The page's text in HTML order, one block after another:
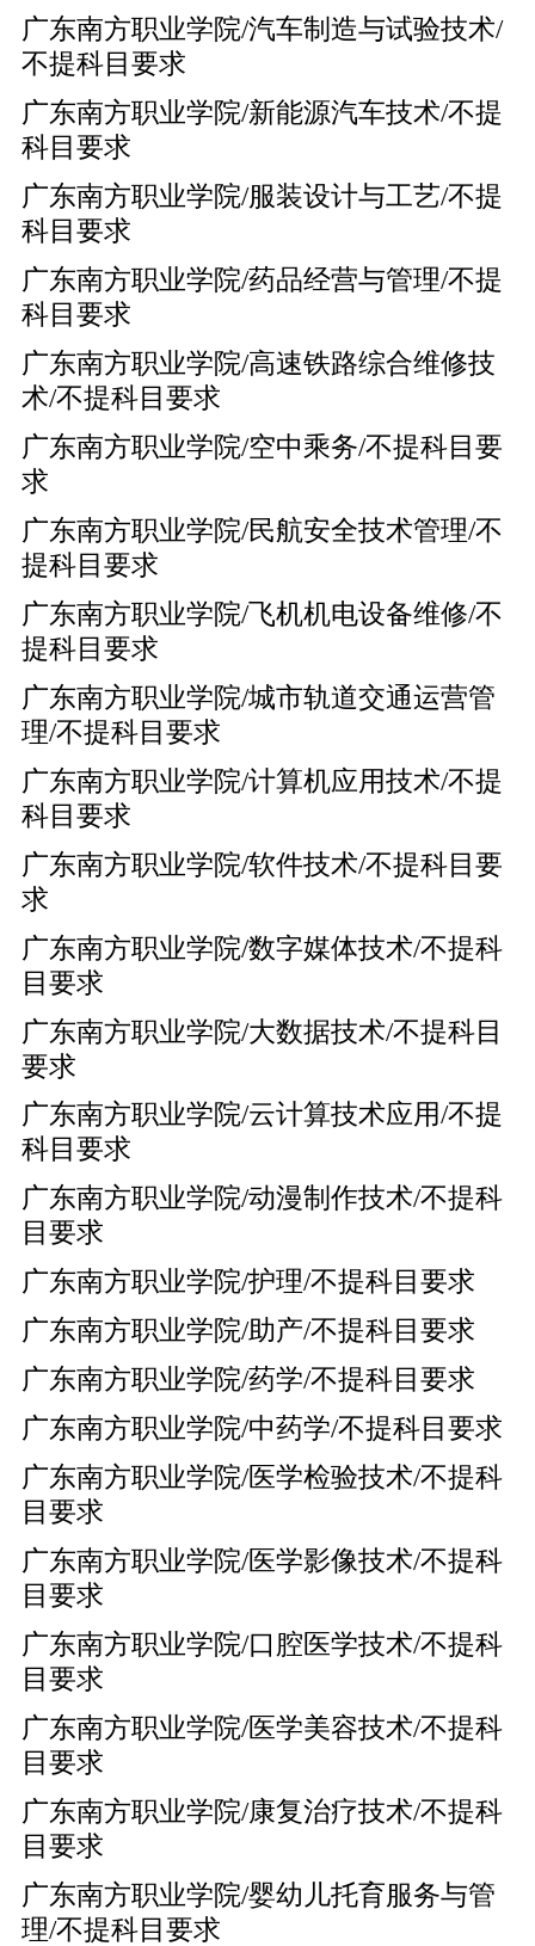
广东南方职业学院/汽车制造与试验技术/
不提科目要求
广东南方职业学院/新能源汽车技术/不提
科目要求
广东南方职业学院/服装设计与工艺/不提
科目要求
广东南方职业学院/药品经营与管理/不提
科目要求
广东南方职业学院/高速铁路综合维修技
术/不提科目要求
广东南方职业学院/空中乘务/不提科目要
求
广东南方职业学院/民航安全技术管理/不
提科目要求
广东南方职业学院/飞机机电设备维修/不
提科目要求
广东南方职业学院/城市轨道交通运营管
理/不提科目要求
广东南方职业学院/计算机应用技术/不提
科目要求
广东南方职业学院/软件技术/不提科目要
求
广东南方职业学院/数字媒体技术/不提科
目要求
广东南方职业学院/大数据技术/不提科目
要求
广东南方职业学院/云计算技术应用/不提
科目要求
广东南方职业学院/动漫制作技术/不提科
目要求
广东南方职业学院/护理/不提科目要求
广东南方职业学院/助产/不提科目要求
广东南方职业学院/药学/不提科目要求
广东南方职业学院/中药学/不提科目要求
广东南方职业学院/医学检验技术/不提科
目要求
广东南方职业学院/医学影像技术/不提科
目要求
广东南方职业学院/口腔医学技术/不提科
目要求
广东南方职业学院/医学美容技术/不提科
目要求
广东南方职业学院/康复治疗技术/不提科
目要求
广东南方职业学院/婴幼儿托育服务与管
理/不提科目要求